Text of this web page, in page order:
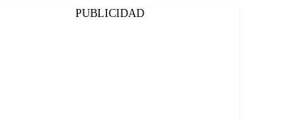
PUBLICIDAD